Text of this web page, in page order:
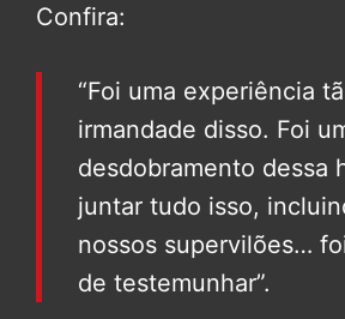
Confira:
“Foi uma experiência
irmandade disso. Foi
desdobramento dessa
juntar tudo isso,
nossos supervilões…
de testemunhar”.